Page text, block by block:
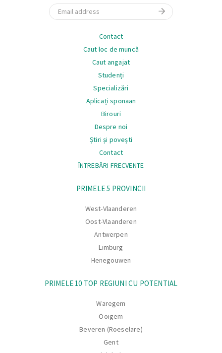
Email
Contact
Caut loc de muncă
Caut angajat
Studenți
Specializări
Aplicați sponaan
Birouri
Despre noi
Știri și povești
Contact
ÎNTREBĂRI FRECVENTE
PRIMELE 5 PROVINCII
West-Vlaanderen
Oost-Vlaanderen
Antwerpen
Limburg
Henegouwen
PRIMELE 10 TOP REGIUNI CU POTENTIAL
Waregem
Ooigem
Beveren (Roeselare)
Gent